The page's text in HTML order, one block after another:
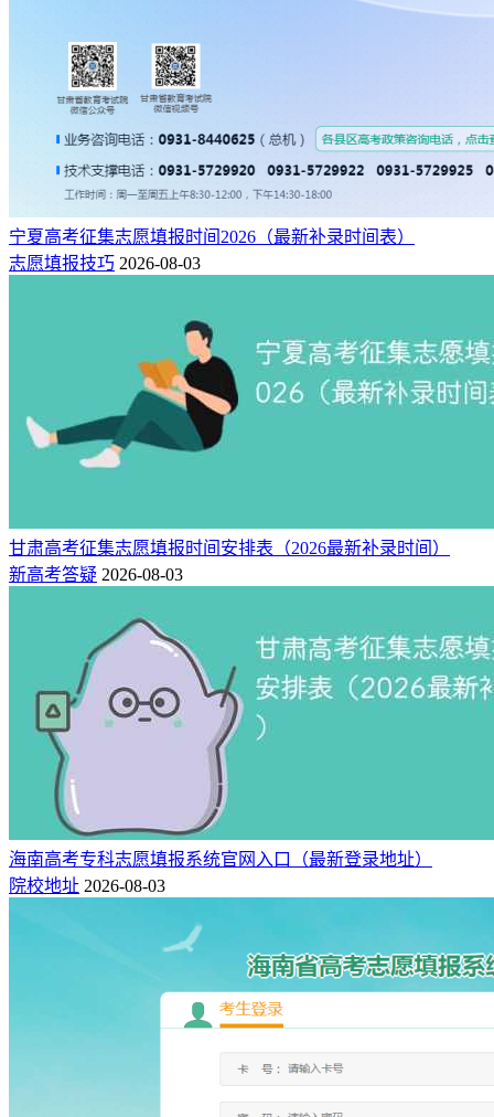
宁夏高考征集志愿填报时间2026（最新补录时间表）
志愿填报技巧 2026-08-03
甘肃高考征集志愿填报时间安排表（2026最新补录时间）
新高考答疑 2026-08-03
海南高考专科志愿填报系统官网入口（最新登录地址）
院校地址 2026-08-03